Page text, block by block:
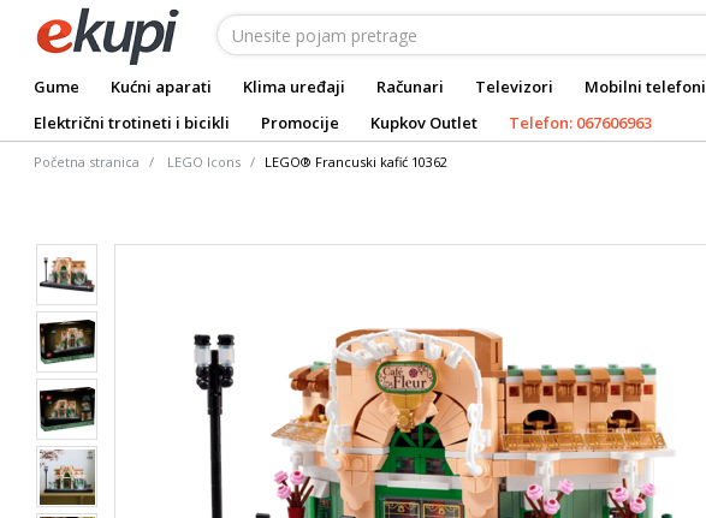
Gume Kućni aparati Klima uređaji Računari Televizori Mobilni telefoni
Električni trotineti i bicikli
Promocije Kupkov Outlet Telefon: 067606963
Početna stranica LEGO Icons LEGO® Francuski kafić 10362